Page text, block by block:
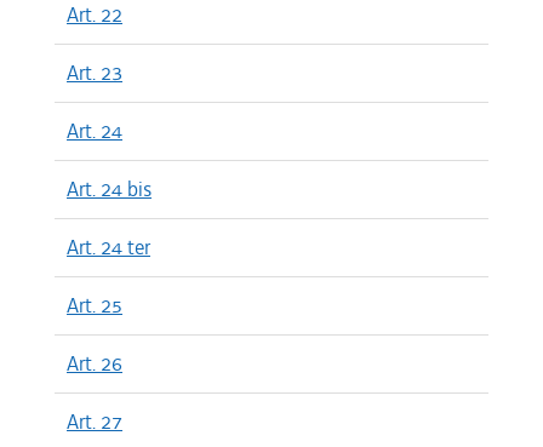
Art. 22
Art. 23
Art. 24
Art. 24 bis
Art. 24 ter
Art. 25
Art. 26
Art. 27